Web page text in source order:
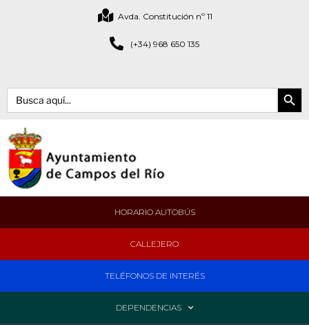
Avda. Constitución nº 11
(+34) 968 650 135
Buscar: Botón de
HORARIO AUTOBÚS
CALLEJERO
TELÉFONOS DE INTERÉS
DEPENDENCIAS